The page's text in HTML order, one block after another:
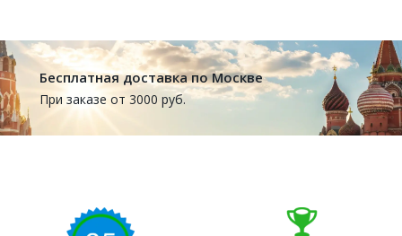
Бесплатная доставка по Москве
При заказе от 3000 руб.